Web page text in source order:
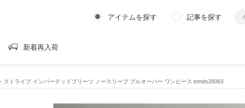
アイテムを探す 記事を探す
新着再入荷
ストライプ インバーテッドプリーツ ノースリーブ プルオーバー ワンピース inmds26063